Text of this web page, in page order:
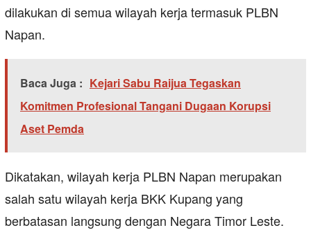
dilakukan di semua wilayah kerja termasuk PLBN
Napan.
Baca Juga : Kejari Sabu Raijua Tegaskan
Komitmen Profesional Tangani Dugaan Korupsi
Aset Pemda
Dikatakan, wilayah kerja PLBN Napan merupakan
salah satu wilayah kerja BKK Kupang yang
berbatasan langsung dengan Negara Timor Leste.